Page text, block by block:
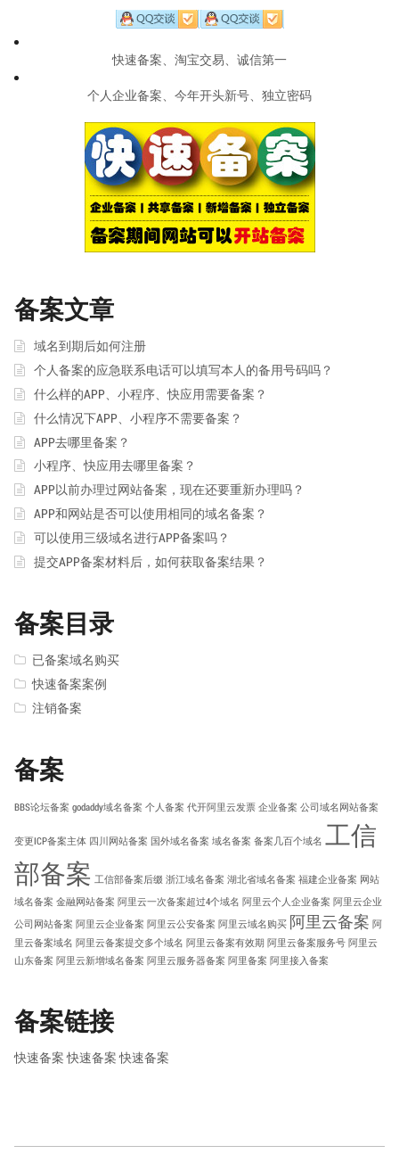
快速备案、淘宝交易、诚信第一
个人企业备案、今年开头新号、独立密码
备案文章
域名到期后如何注册
个人备案的应急联系电话可以填写本人的备用号码吗？
什么样的APP、小程序、快应用需要备案？
什么情况下APP、小程序不需要备案？
APP去哪里备案？
小程序、快应用去哪里备案？
APP以前办理过网站备案，现在还要重新办理吗？
APP和网站是否可以使用相同的域名备案？
可以使用三级域名进行APP备案吗？
提交APP备案材料后，如何获取备案结果？
备案目录
已备案域名购买
快速备案案例
注销备案
备案
BBS论坛备案 godaddy域名备案 个人备案 代开阿里云发票 企业备案 公司域名网站备案
变更ICP备案主体 四川网站备案 国外域名备案 域名备案 备案几百个域名 工信
部备案 工信部备案后缀 浙江域名备案 湖北省域名备案 福建企业备案 网站
域名备案 金融网站备案 阿里云一次备案超过4个域名 阿里云个人企业备案 阿里云企业
公司网站备案 阿里云企业备案 阿里云公安备案 阿里云域名购买 阿里云备案 阿
里云备案域名 阿里云备案提交多个域名 阿里云备案有效期 阿里云备案服务号 阿里云
山东备案 阿里云新增域名备案 阿里云服务器备案 阿里备案 阿里接入备案
备案链接
快速备案 快速备案 快速备案